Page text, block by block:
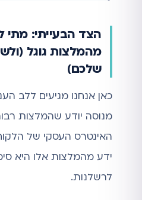
הצד הבעייתי: מתי
מהמלצות גוגל
שלכם)
כאן אנחנו מגיעים ללב
מנוסה יודע שהמלצות
האינטרס העסקי של
ידע מהמלצות אלו היא
לרשלנות.